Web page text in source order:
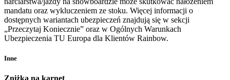
mandatu oraz wykluczeniem ze stoku. Więcej informacji o
dostępnych wariantach ubezpieczeń znajdują się w sekcji
„Przeczytaj Koniecznie” oraz w Ogólnych Warunkach
Ubezpieczenia TU Europa dla Klientów Rainbow.
Inne
Zniżka na karnet